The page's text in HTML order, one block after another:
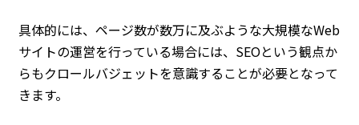
具体的には、ページ数が数万に及ぶような大規模なWeb
サイトの運営を行っている場合には、SEOという観点か
らもクロールバジェットを意識することが必要となって
きます。